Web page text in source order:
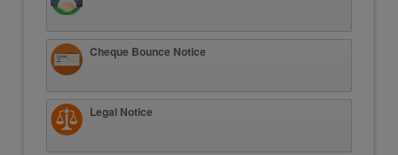
Cheque Bounce Notice
Legal Notice